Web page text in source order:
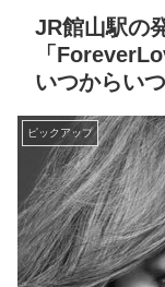
JR館山駅の
「
いつからい
ピックアップ